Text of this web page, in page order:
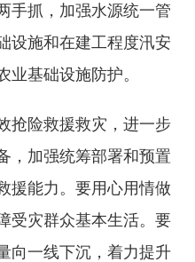
手抓，加强水源统一管
设施和在建工程度汛安
业基础设施防护。
抢险救援救灾，进一步
，加强统筹部署和预置
援能力。要用心用情做
受灾群众基本生活。要
向一线下沉，着力提升